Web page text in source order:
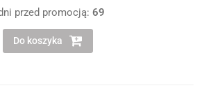
przed promocją: 69
Do koszyka